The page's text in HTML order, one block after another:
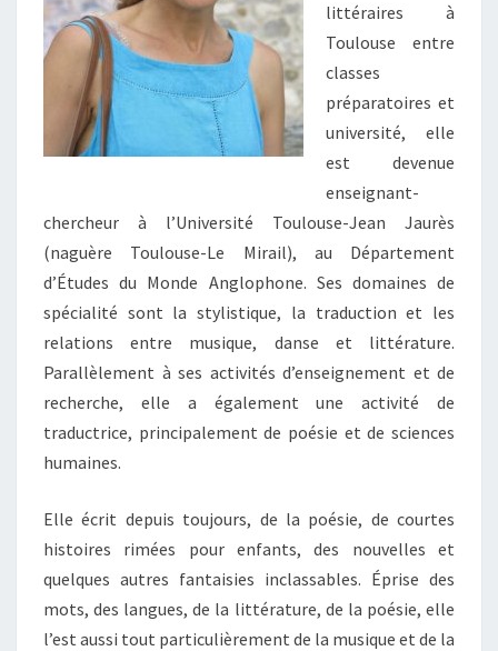
littéraires à
Toulouse entre
classes
préparatoires et
université, elle
est devenue
enseignant-
chercheur à l’Université Toulouse-Jean Jaurès
(naguère Toulouse-Le Mirail), au Département
d’Études du Monde Anglophone. Ses domaines de
spécialité sont la stylistique, la traduction et les
relations entre musique, danse et littérature.
Parallèlement à ses activités d’enseignement et de
recherche, elle a également une activité de
traductrice, principalement de poésie et de sciences
humaines.
Elle écrit depuis toujours, de la poésie, de courtes
histoires rimées pour enfants, des nouvelles et
quelques autres fantaisies inclassables. Éprise des
mots, des langues, de la littérature, de la poésie, elle
l’est aussi tout particulièrement de la musique et de la